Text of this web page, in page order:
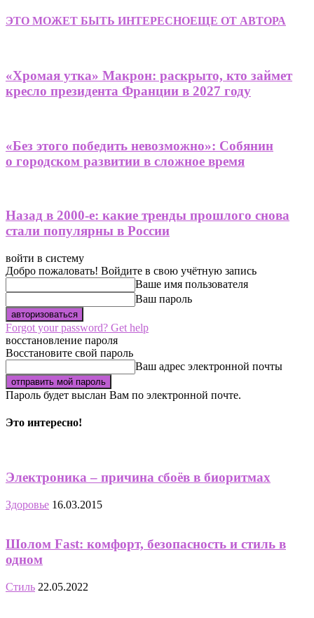
ЭТО МОЖЕТ БЫТЬ ИНТЕРЕСНОЕЩЕ ОТ АВТОРА
«Хромая утка» Макрон: раскрыто, кто займет
кресло президента Франции в 2027 году
«Без этого победить невозможно»: Собянин
о городском развитии в сложное время
Назад в 2000-е: какие тренды прошлого снова
стали популярны в России
войти в систему
Добро пожаловать! Войдите в свою учётную запись
Ваше имя пользователя
Ваш пароль
Forgot your password? Get help
восстановление пароля
Восстановите свой пароль
Ваш адрес электронной почты
Пароль будет выслан Вам по электронной почте.
Это интересно!
Электроника – причина сбоёв в биоритмах
Здоровье 16.03.2015
Шолом Fast: комфорт, безопасность и стиль в
одном
Стиль 22.05.2022